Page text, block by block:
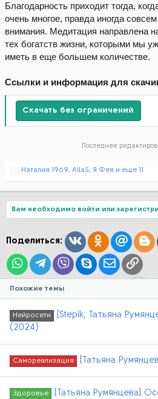
Благодарность приходит тогда,
очень многое, правда иногда
внимания. Медитация направлена
тех богатств жизни, которыми мы
иметь в еще большем количестве.
Ссылки и информация для
Скачать без ограничений
Последнее
Р
ц
и
:
Наталия 1969, AllaS, Я Фея и еще 11
Вам необходимо войти или
Поделиться: ВконтактеMail.ru
WhatsAppTelegram
ViberSkype
Похожие темы
Нейросети
[Stepik, Татьяна
(2024)
Самореализация [Татьяна
Здоровье
[Татьяна Румянцева]